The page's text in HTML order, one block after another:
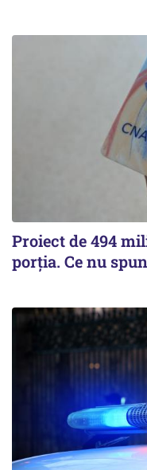
Proiect de 494
porția. Ce nu